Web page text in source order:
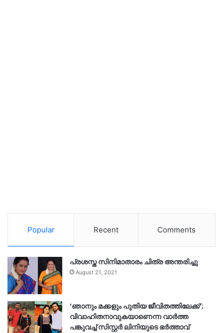
Popular Recent Comments
പ്രശസ്ത സിനിമാതാരം ചിത്ര അന്തരിച്ചു
August 21, 2021
‘ഞാനും മക്കളും പുതിയ ജീവിതത്തിലേക്ക്’;
വിവാഹിതനാവുകയാണെന്ന വാർത്ത
പങ്കുവച്ച് സിസ്റ്റർ ലിനിയുടെ ഭർത്താവ്